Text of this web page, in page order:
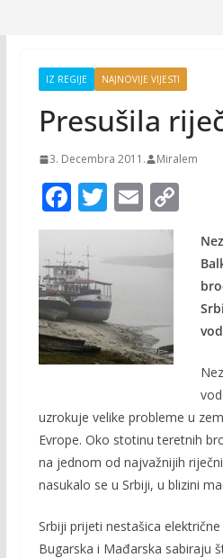
IZ REGIJE NAJNOVIJE VIJESTI
Presušila
3. Decembra 2011. Miralem
F
ac
e
b
o
o
k
T
w
itt
er
E
m
ai
C
Li
uzrokuje velike probleme u
Evrope. Oko stotinu teretnih
na jednom od najvažnijih
nasukalo se u Srbiji, u blizini
Srbiji prijeti nestašica
Bugarska i Mađarska sabiraju